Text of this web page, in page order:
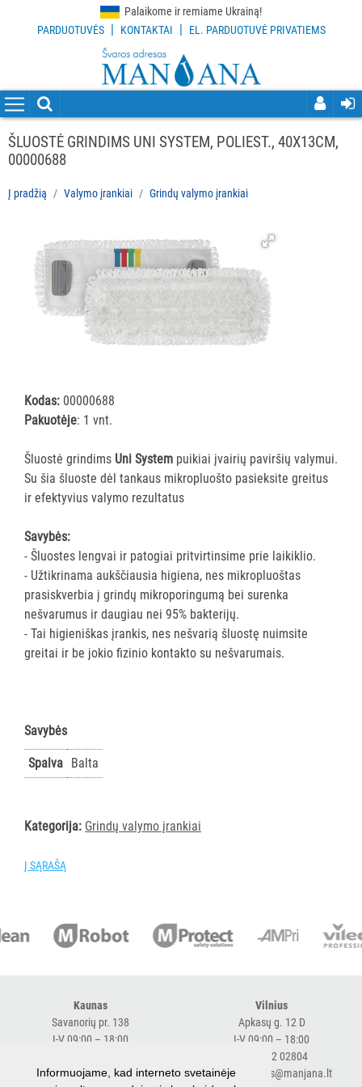
Palaikome ir remiame Ukrainą!
PARDUOTUVĖS | KONTAKTAI | EL. PARDUOTUVĖ PRIVATIEMS
VALYMO
PRIEMONĖS
VALYMO
valymo
įrankiai
Langų
valymo
Šluostės,
kempinės,
šveitimo
padai
Įrankiai
priežiūrai
Maisto
gamybos
vietų
valymas
Pastatų
priežiūros
priežiūros
vežimėlių
aksesuarai
Vežimėliai
Kiti
APSAUGOS
PRIEMONĖS
HIGIENAI
ĮRANGA
PRIEMONĖS
ŠLUOSTĖ GRINDIMS UNI SYSTEM, POLIEST., 40X13CM,
00000688
Į pradžią Valymo įrankiai Grindų valymo įrankiai
Kodas: 00000688
Pakuotėje: 1 vnt.
Šluostė grindims Uni System puikiai įvairių paviršių valymui.
Su šia šluoste dėl tankaus mikropluošto pasieksite greitus
ir efektyvius valymo rezultatus
Savybės:
- Šluostes lengvai ir patogiai pritvirtinsime prie laikiklio.
- Užtikrinama aukščiausia higiena, nes mikropluoštas
prasiskverbia į grindų mikroporingumą bei surenka
nešvarumus ir daugiau nei 95% bakterijų.
- Tai higieniškas įrankis, nes nešvarią šluostę nuimsite
greitai ir be jokio fizinio kontakto su nešvarumais.
Savybės
Spalva Balta
Kategorija: Grindų valymo įrankiai
Į SĄRAŠĄ
Kaunas
Savanorių pr. 138
I-V 09:00 – 18:00
expresskaunas@manjana.lt
Vilnius
Apkasų g. 12 D
I-V 09:00 – 18:00
+370 682 02804
expressvilnius@manjana.lt
Informuojame, kad interneto svetainėje